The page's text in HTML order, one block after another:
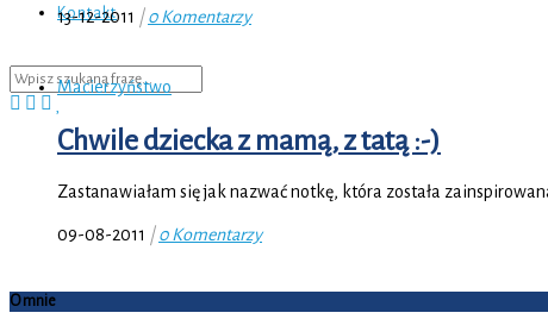
Kontakt
13-12-2011 |0 Komentarzy
Macierzyństwo
Chwile dziecka z mamą, z tatą :-)
Zastanawiałam się jak nazwać notkę, która została
09-08-2011 |0 Komentarzy
O mnie